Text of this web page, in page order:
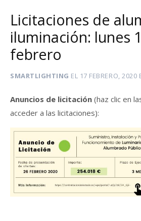
Licitaciones de
iluminación: lunes
febrero
SMARTLIGHTING EL 17 FEBRERO, 2020
Anuncios de licitación (haz clic en
acceder a las licitaciones):